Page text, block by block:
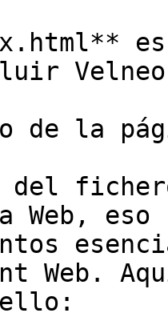
de la
del
Web,
Web.